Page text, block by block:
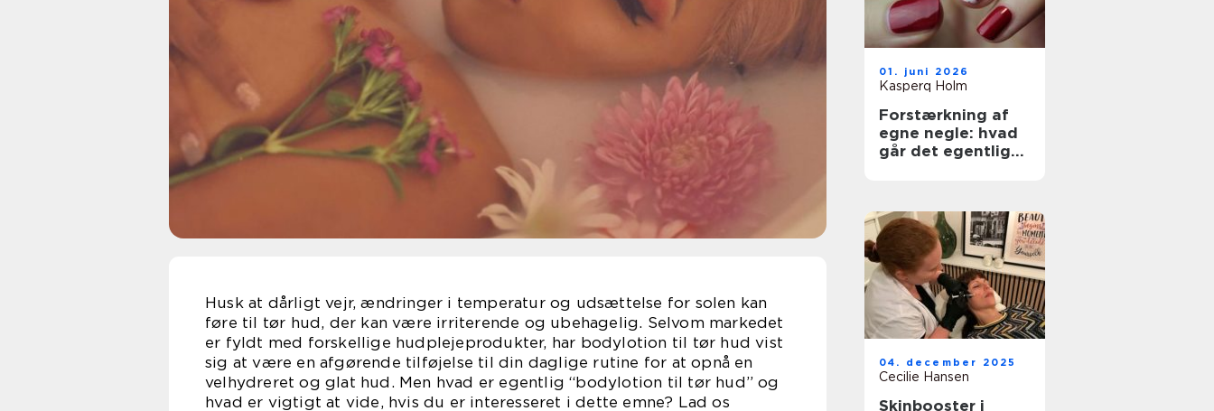
Husk at dårligt vejr, ændringer i temperatur og udsættelse for solen kan
føre til tør hud, der kan være irriterende og ubehagelig. Selvom markedet
er fyldt med forskellige hudplejeprodukter, har bodylotion til tør hud vist
sig at være en afgørende tilføjelse til din daglige rutine for at opnå en
velhydreret og glat hud. Men hvad er egentlig “bodylotion til tør hud” og
hvad er vigtigt at vide, hvis du er interesseret i dette emne? Lad os
01. juni 2026
Kasperq Holm
Forstærkning af
egne negle: hvad
går det egentlig
04. december 2025
Cecilie Hansen
Skinbooster i